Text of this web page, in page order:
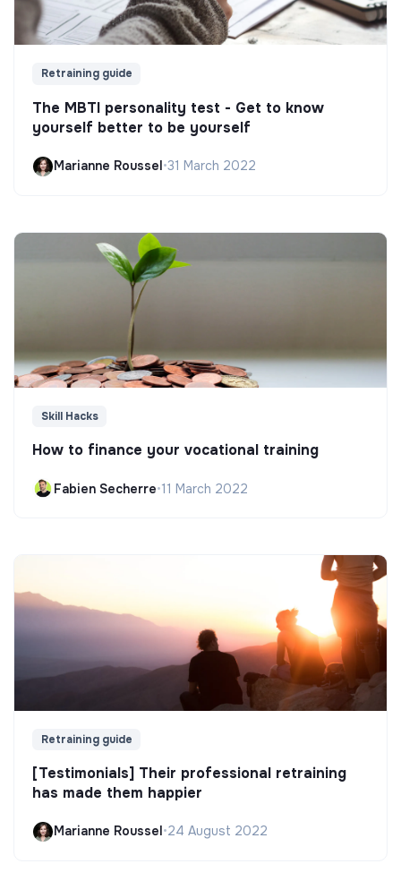
Retraining guide
The MBTI personality test - Get to know
yourself better to be yourself
Marianne Roussel•31 March 2022
Skill Hacks
How to finance your vocational training
Fabien Secherre•11 March 2022
Retraining guide
[Testimonials] Their professional retraining
has made them happier
Marianne Roussel •24 August 2022